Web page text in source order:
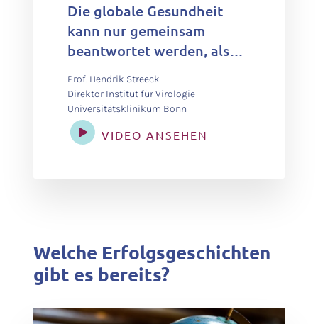
Die globale Gesundheit
kann nur gemeinsam
beantwortet werden, also
Akteuren, die wir haben –
von der Zivilgesellschaft
bis zu Wissenschaftlern.
Prof. Hendrik Streeck
Direktor Institut für Virologie
Universitätsklinikum Bonn
VIDEO ANSEHEN
Welche Erfolgsgeschichten
gibt es bereits?